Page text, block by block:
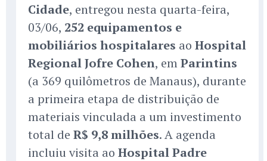
Cidade, entregou nesta quarta-feira,
03/06, 252 equipamentos e
mobiliários hospitalares ao Hospital
Regional Jofre Cohen, emParintins
(a 369 quilômetros de Manaus), durante
a primeira etapa de distribuição de
materiais vinculada a um investimento
total de R$ 9,8 milhões. A agenda
incluiu visita ao Hospital Padre